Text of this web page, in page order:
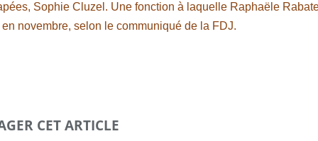
Sophie Cluzel. Une fonction à laquelle Raphaële
novembre, selon le communiqué de la FDJ.
CET ARTICLE